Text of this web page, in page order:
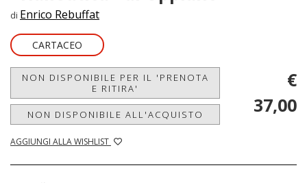
di Enrico Rebuffat
CARTACEO
NON DISPONIBILE PER IL 'PRENOTA
E RITIRA'
NON DISPONIBILE ALL'ACQUISTO
AGGIUNGI ALLA WISHLIST
€
37,00